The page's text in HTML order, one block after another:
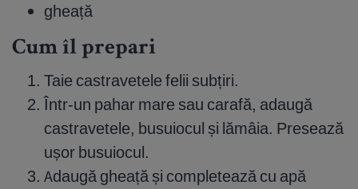
gheață
Cum îl prepari
Taie castravetele felii subțiri.
Într-un pahar mare sau carafă, adaugă
castravetele, busuiocul și lămâia. Presează
ușor busuiocul.
Adaugă gheață și completează cu apă